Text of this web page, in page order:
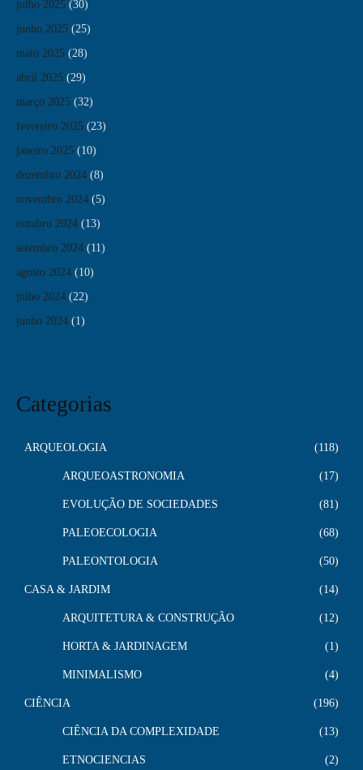
julho 2025 (30)
junho 2025 (25)
maio 2025 (28)
abril 2025 (29)
março 2025 (32)
fevereiro 2025 (23)
janeiro 2025 (10)
dezembro 2024 (8)
novembro 2024 (5)
outubro 2024 (13)
setembro 2024 (11)
agosto 2024 (10)
julho 2024 (22)
junho 2024 (1)
Categorias
ARQUEOLOGIA 118
ARQUEOASTRONOMIA 17
EVOLUÇÃO DE SOCIEDADES 81
PALEOECOLOGIA 68
PALEONTOLOGIA 50
CASA & JARDIM 14
ARQUITETURA & CONSTRUÇÃO 12
HORTA & JARDINAGEM 1
MINIMALISMO 4
CIÊNCIA 196
CIÊNCIA DA COMPLEXIDADE 13
ETNOCIENCIAS 2